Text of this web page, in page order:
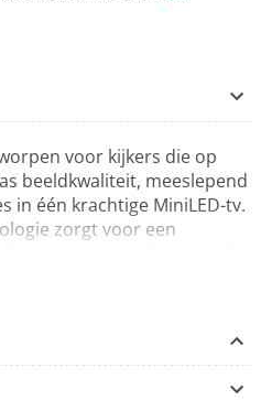
voor kijkers die op
beeldkwaliteit, meeslepend
in één krachtige MiniLED-tv.
zorgt voor een
in elke scène voor
AI Engine optimaliseert de
intelligente wijze in
en AI HDR Upscaler